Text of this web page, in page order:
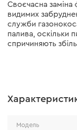
Своєчасна заміна
видимих
служби
палива, оскільки
спричиняють
Модель